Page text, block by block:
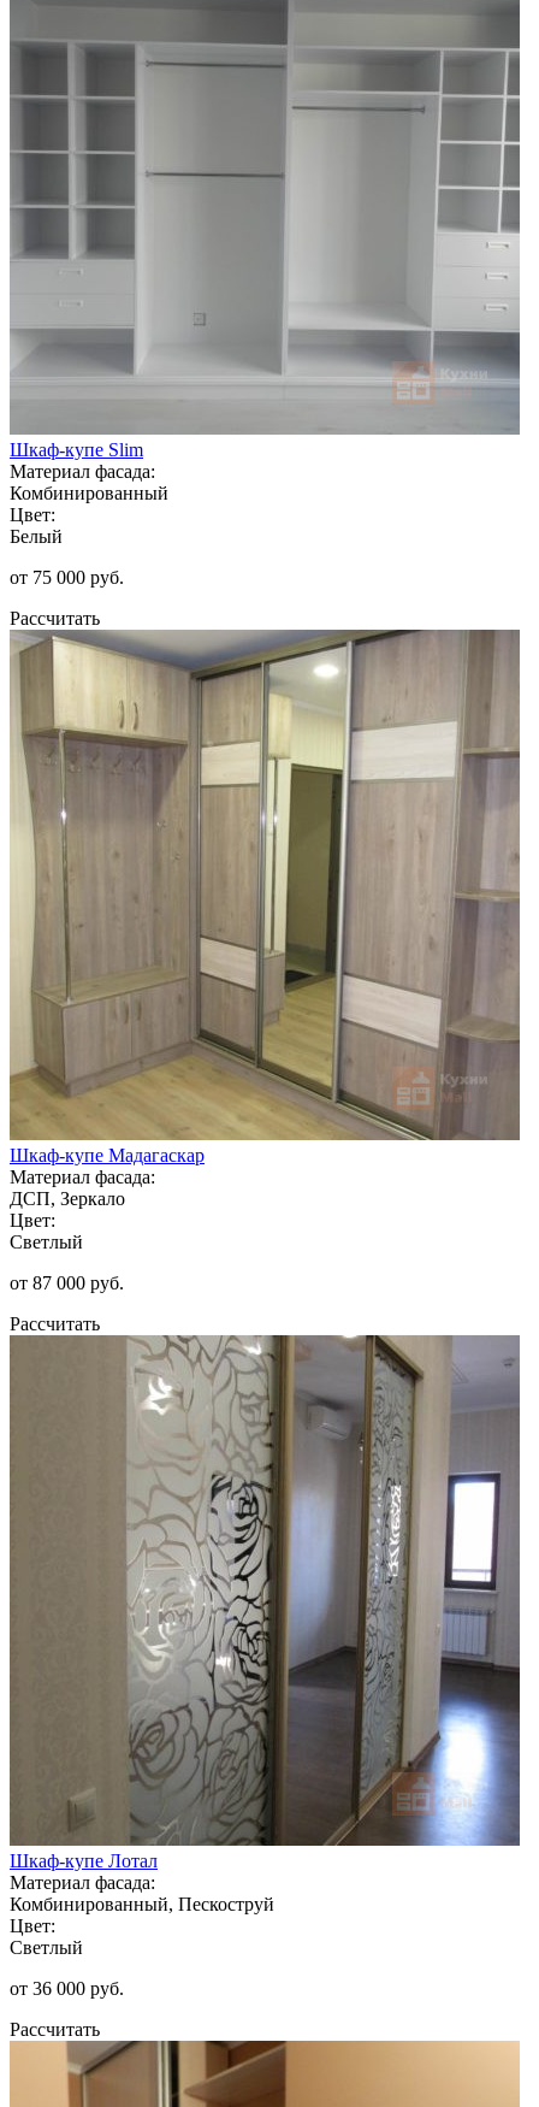
Шкаф-купе Slim
Материал фасада:
Комбинированный
Цвет:
Белый
от 75 000 руб.
Рассчитать
Шкаф-купе Мадагаскар
Материал фасада:
ДСП, Зеркало
Цвет:
Светлый
от 87 000 руб.
Рассчитать
Шкаф-купе Лотал
Материал фасада:
Комбинированный, Пескоструй
Цвет:
Светлый
от 36 000 руб.
Рассчитать